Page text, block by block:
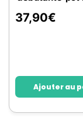
37,90€
Ajouter au